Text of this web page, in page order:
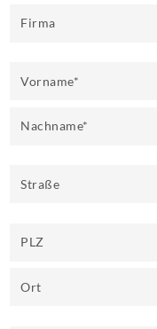
Firma
Vorname*
Nachname*
Straße
PLZ
Ort